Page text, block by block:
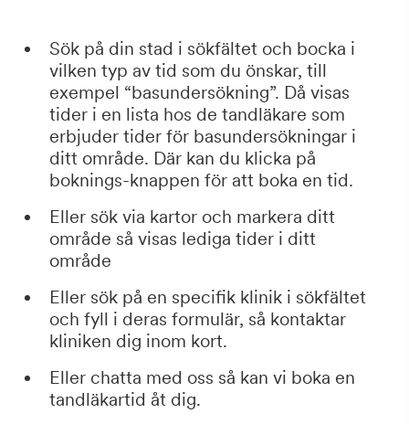
Sök på din stad i sökfältet och bocka i
vilken typ av tid som du önskar, till
exempel “basundersökning”. Då visas
tider i en lista hos de tandläkare som
erbjuder tider för basundersökningar i
ditt område. Där kan du klicka på
boknings-knappen för att boka en tid.
Eller sök via kartor och markera ditt
område så visas lediga tider i ditt
område
Eller sök på en specifik klinik i sökfältet
och fyll i deras formulär, så kontaktar
kliniken dig inom kort.
Eller chatta med oss så kan vi boka en
tandläkartid åt dig.